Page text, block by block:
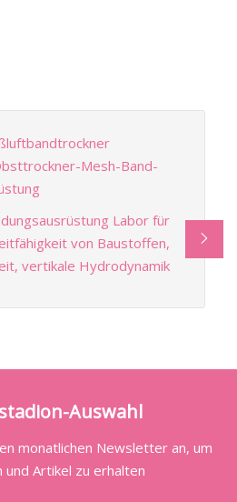
Mesh-Band-
Labor für
von Baustoffen,
vertikale Hydrodynamik
Auswahl
monatlichen Newsletter an, um
Artikel zu erhalten